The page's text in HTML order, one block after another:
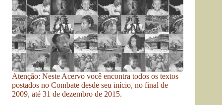
Atenção: Neste Acervo você encontra todos os textos
postados no Combate desde seu início, no final de
2009, até 31 de dezembro de 2015.